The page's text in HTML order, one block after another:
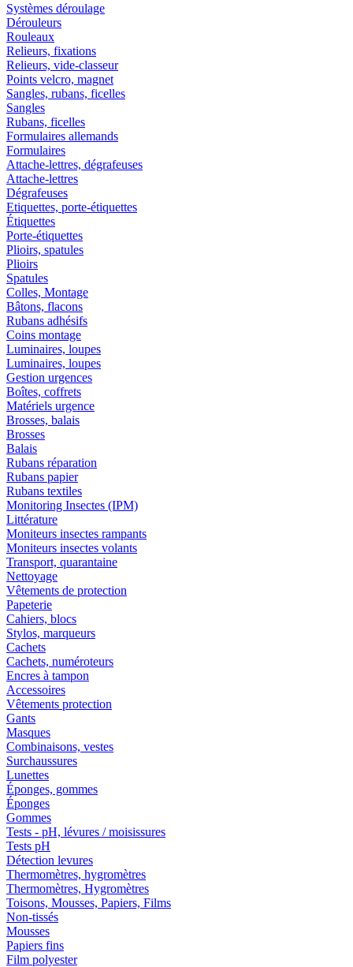
Systèmes déroulage
Dérouleurs
Rouleaux
Relieurs, fixations
Relieurs, vide-classeur
Points velcro, magnet
Sangles, rubans, ficelles
Sangles
Rubans, ficelles
Formulaires allemands
Formulaires
Attache-lettres, dégrafeuses
Attache-lettres
Dégrafeuses
Etiquettes, porte-étiquettes
Étiquettes
Porte-étiquettes
Plioirs, spatules
Plioirs
Spatules
Colles, Montage
Bâtons, flacons
Rubans adhésifs
Coins montage
Luminaires, loupes
Luminaires, loupes
Gestion urgences
Boîtes, coffrets
Matériels urgence
Brosses, balais
Brosses
Balais
Rubans réparation
Rubans papier
Rubans textiles
Monitoring Insectes (IPM)
Littérature
Moniteurs insectes rampants
Moniteurs insectes volants
Transport, quarantaine
Nettoyage
Vêtements de protection
Papeterie
Cahiers, blocs
Stylos, marqueurs
Cachets
Cachets, numéroteurs
Encres à tampon
Accessoires
Vêtements protection
Gants
Masques
Combinaisons, vestes
Surchaussures
Lunettes
Éponges, gommes
Éponges
Gommes
Tests - pH, lévures / moisissures
Tests pH
Détection levures
Thermomètres, hygromètres
Thermomètres, Hygromètres
Toisons, Mousses, Papiers, Films
Non-tissés
Mousses
Papiers fins
Film polyester